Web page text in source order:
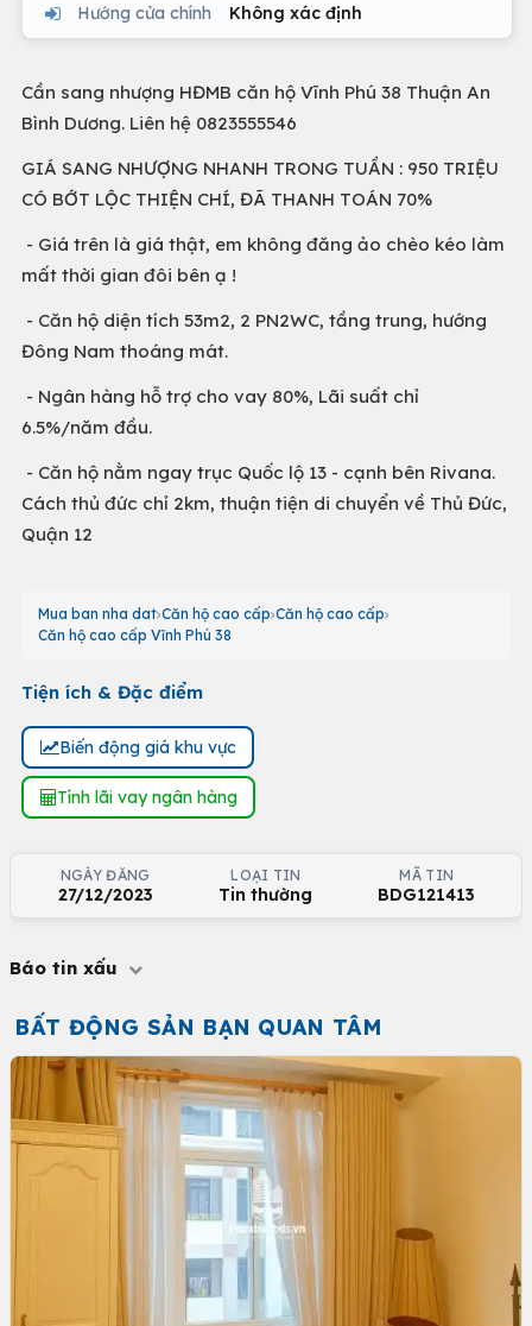
Hướng cửa chính Không xác định
Cần sang nhượng HĐMB căn hộ Vĩnh Phú 38 Thuận An
Bình Dương. Liên hệ 0823555546
GIÁ SANG NHƯỢNG NHANH TRONG TUẦN : 950 TRIỆU
CÓ BỚT LỘC THIỆN CHÍ, ĐÃ THANH TOÁN 70%
- Giá trên là giá thật, em không đăng ảo chèo kéo làm
mất thời gian đôi bên ạ !
- Căn hộ diện tích 53m2, 2 PN2WC, tầng trung, hướng
Đông Nam thoáng mát.
- Ngân hàng hỗ trợ cho vay 80%, Lãi suất chỉ
6.5%/năm đầu.
- Căn hộ nằm ngay trục Quốc lộ 13 - cạnh bên Rivana.
Cách thủ đức chỉ 2km, thuận tiện di chuyển về Thủ Đức,
Quận 12
Mua ban nha dat Căn hộ cao cấp Căn hộ cao cấp
Căn hộ cao cấp Vĩnh Phú 38
Tiện ích & Đặc điểm
Biến động giá khu vực
Tính lãi vay ngân hàng
NGÀY ĐĂNG
27/12/2023
LOẠI TIN
Tin thường
MÃ TIN
BDG121413
Báo tin xấu
BẤT ĐỘNG SẢN BẠN QUAN TÂM